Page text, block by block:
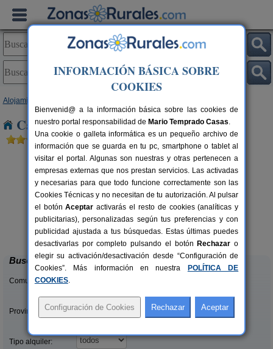
Alojamientos
Casas Rurales cerca de Couzadoiro
8-16 pers.
desde30 €
O Xastre de Anos
Lugar de Anos (A Coruña)
Buscar
Comunidades:
Provincias/Islas:
Tipo alquiler:
INFORMACIÓN BÁSICA SOBRE
COOKIES
Bienvenid@ a la información básica sobre las cookies de
nuestro portal responsabilidad de Mario Temprado Casas.
Una cookie o galleta informática es un pequeño archivo de
información que se guarda en tu pc, smartphone o tablet al
visitar el portal. Algunas son nuestras y otras pertenecen a
empresas externas que nos prestan servicios. Las activadas
y necesarias para que todo funcione correctamente son las
Cookies Técnicas y no necesitan de tu autorización. Al pulsar
el botónAceptar activarás el resto de cookies (analíticas y
publicitarias), personalizadas según tus preferencias y con
publicidad ajustada a tus búsquedas. Estas últimas puedes
desactivarlas por completo pulsando el botón Rechazar o
elegir su activación/desactivación desde “Configuración de
Cookies”. Más información en nuestra
POLÍTICA DE
COOKIES.